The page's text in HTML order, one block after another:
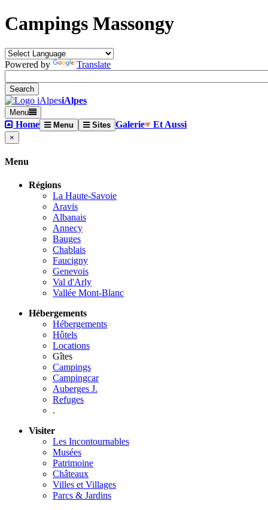
Campings Massongy
Powered by Translate
iAlpes
Menu
Home Menu Sites Galerie♥ Et Aussi
×
Menu
Régions
La Haute-Savoie
Aravis
Albanais
Annecy
Bauges
Chablais
Faucigny
Genevois
Val d'Arly
Vallée Mont-Blanc
Hébergements
Hébergements
Hôtels
Locations
Gîtes
Campings
Campingcar
Auberges J.
Refuges
.
Visiter
Les Incontournables
Musées
Patrimoine
Châteaux
Villes et Villages
Parcs & Jardins